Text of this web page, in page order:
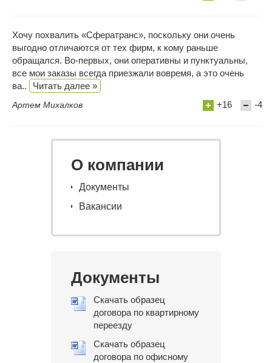
Хочу похвалить «Сфератранс», поскольку они очень
выгодно отличаются от тех фирм, к кому раньше
обращался. Во-первых, они оперативны и пунктуальны,
все мои заказы всегда приезжали вовремя, а это очень
ва..
Читать далее »
Артем Михалков +16 -4
О компании
Документы
Вакансии
Документы
Скачать образец
договора по квартирному
переезду
Скачать образец
договора по офисному